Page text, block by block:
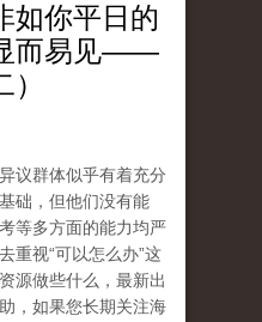
如你平日的
而易见——
议群体似乎有着充分
础，但他们没有能
等多方面的能力均严
重视“可以怎么办”这
源做些什么，最新出
，如果您长期关注海